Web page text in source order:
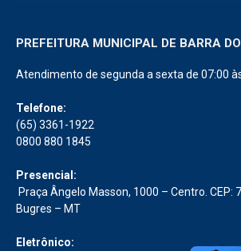
PREFEITURA MUNICIPAL DE BARRA
Atendimento de segunda a sexta de 07:00
Telefone:
(65) 3361-1922
0800 880 1845
Presencial:
Praça Ângelo Masson, 1000 – Centro. CEP:
Bugres – MT
Eletrônico: